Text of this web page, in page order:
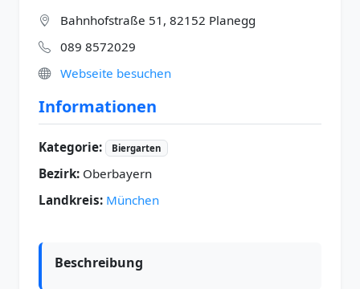
Bahnhofstraße 51, 82152 Planegg
089 8572029
Webseite besuchen
Informationen
Kategorie: Biergarten
Bezirk: Oberbayern
Landkreis: München
Beschreibung